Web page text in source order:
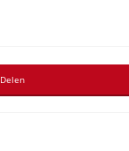
Delen